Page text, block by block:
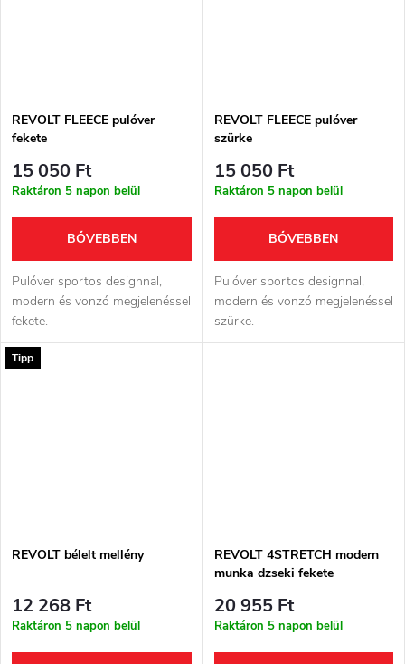
REVOLT FLEECE pulóver
fekete
15 050 Ft
Raktáron 5 napon belül
BŐVEBBEN
Pulóver sportos designnal,
modern és vonzó megjelenéssel
fekete.
REVOLT FLEECE pulóver
szürke
15 050 Ft
Raktáron 5 napon belül
BŐVEBBEN
Pulóver sportos designnal,
modern és vonzó megjelenéssel
szürke.
Tipp
REVOLT bélelt mellény
12 268 Ft
Raktáron 5 napon belül
REVOLT 4STRETCH modern
munka dzseki fekete
20 955 Ft
Raktáron 5 napon belül